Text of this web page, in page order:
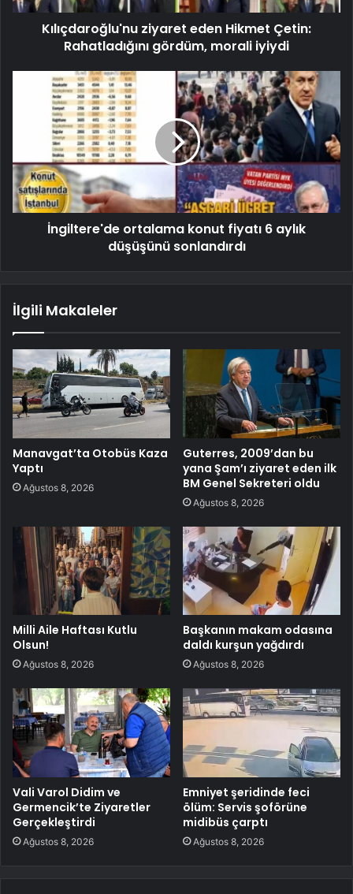
Kılıçdaroğlu'nu ziyaret eden Hikmet Çetin:
Rahatladığını gördüm, morali iyiydi
İngiltere'de ortalama konut fiyatı 6 aylık
düşüşünü sonlandırdı
İlgili Makaleler
Manavgat’ta Otobüs Kaza
Yaptı
Ağustos 8, 2026
Guterres, 2009’dan bu
yana Şam’ı ziyaret eden ilk
BM Genel Sekreteri oldu
Ağustos 8, 2026
Milli Aile Haftası Kutlu
Olsun!
Ağustos 8, 2026
Başkanın makam odasına
daldı kurşun yağdırdı
Ağustos 8, 2026
Vali Varol Didim ve
Germencik’te Ziyaretler
Gerçekleştirdi
Ağustos 8, 2026
Emniyet şeridinde feci
ölüm: Servis şoförüne
midibüs çarptı
Ağustos 8, 2026